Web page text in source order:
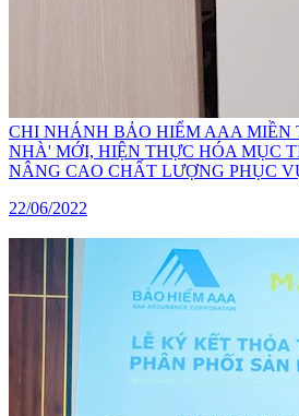
CHI NHÁNH BẢO HIỂM AAA MIỀN
NHÀ' MỚI, HIỆN THỰC HÓA MỤC
NÂNG CAO CHẤT LƯỢNG PHỤC
22/06/2022